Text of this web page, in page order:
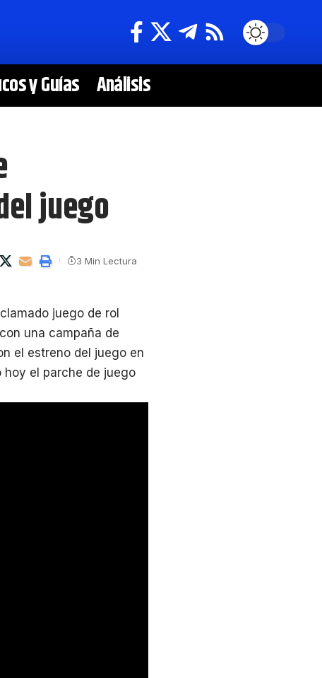
y Guías Análisis
juego
3 Min Lectura
juego de rol
una campaña de
el estreno del juego en
hoy el parche de juego